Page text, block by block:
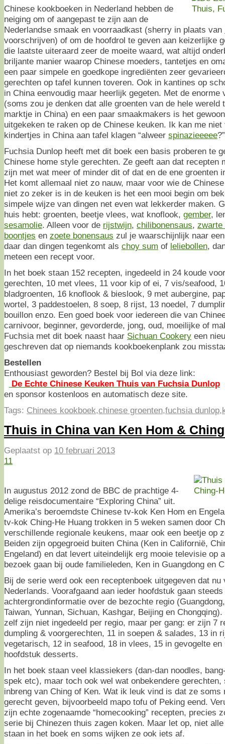
Chinese kookboeken in Nederland hebben de
neiging om of aangepast te zijn aan de
Nederlandse smaak en voorraadkast (sherry in plaats van
voorschrijven) of om de hoofdrol te geven aan keizerlijke
die laatste uiteraard zeer de moeite waard, wat altijd
briljante manier waarop Chinese moeders, tantetjes en
een paar simpele en goedkope ingrediënten zeer
gerechten op tafel kunnen toveren. Ook in kantines op
in China eenvoudig maar heerlijk gegeten. Met de enorme
(soms zou je denken dat alle groenten van de hele wereld
marktje in China) en een paar smaakmakers is het
uitgekeken te raken op de Chinese keuken. Ik kan me
kindertjes in China aan tafel klagen “alweer spinazieeeee
Fuchsia Dunlop heeft met dit boek een basis proberen te
Chinese home style gerechten. Ze geeft aan dat recepten
zijn met wat meer of minder dit of dat en de ene groenten
Het komt allemaal niet zo nauw, maar voor wie de
niet zo zeker is in de keuken is het een mooi begin om
simpele wijze van dingen net even wat lekkerder maken.
huis hebt: groenten, beetje vlees, wat knoflook, gember,
sesamolie. Alleen voor de rijstwijn, chilibonensaus,
boontjes en zoete bonensaus zul je waarschijnlijk naar
daar dan dingen tegenkomt als choy sum of leliebollen,
meteen een recept voor.
In het boek staan 152 recepten, ingedeeld in 24 koude
gerechten, 10 met vlees, 11 voor kip of ei, 7 vis/seafood,
bladgroenten, 16 knoflook & bieslook, 9 met aubergine,
wortel, 3 paddestoelen, 8 soep, 8 rijst, 13 noedel, 7
bouillon enzo. Een goed boek voor iedereen die van
carnivoor, beginner, gevorderde, jong, oud, moeilijke of
Fuchsia met dit boek naast haar Sichuan Cookery een
geschreven dat op niemands kookboekenplank zou
Bestellen
Enthousiast geworden? Bestel bij Bol via deze link:
De Echte Chinese Keuken Thuis van Fuchsia Dunlop
en sponsor kostenloos en automatisch deze site.
Tags: Chinees kookboek,chinese groenten,fuchsia dunlop,
Thuis in China van Ken Hom &
Geplaatst op 10 februari 2013
11
In augustus 2012 zond de BBC de prachtige 4-
delige reisdocumentaire “Exploring China” uit.
Amerika’s beroemdste Chinese tv-kok Ken Hom en
tv-kok Ching-He Huang trokken in 5 weken samen door
verschillende regionale keukens, maar ook een beetje op
Beiden zijn opgegroeid buiten China (Ken in Californië,
Engeland) en dat levert uiteindelijk erg mooie televisie op
bezoek gaan bij oude familieleden, Ken in Guangdong en
Bij de serie werd ook een receptenboek uitgegeven dat
Nederlands. Voorafgaand aan ieder hoofdstuk gaan
achtergrondinformatie over de bezochte regio
Taiwan, Yunnan, Sichuan, Kashgar, Beijing en
zelf zijn niet ingedeeld per regio, maar per gang: er zijn 7
dumpling & voorgerechten, 11 in soepen & salades, 13 in
vegetarisch, 12 in seafood, 18 in vlees, 15 in gevogelte
hoofdstuk desserts.
In het boek staan veel klassiekers (dan-dan noodles,
spek etc), maar toch ook wel wat onbekendere
inbreng van Ching of Ken. Wat ik leuk vind is dat ze soms
gerecht geven, bijvoorbeeld mapo tofu of Peking eend.
zijn echte zogenaamde “homecooking” recepten, precies
serie bij Chinezen thuis zagen koken. Maar let op, niet
staan in het boek en soms wijken ze ook iets af.